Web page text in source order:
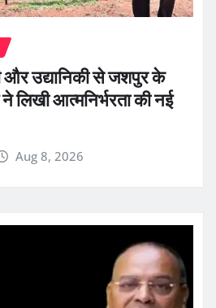
और उद्यानिकी से जशपुर के
लिखी आत्मनिर्भरता की नई
Aug 8, 2026